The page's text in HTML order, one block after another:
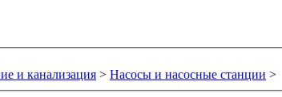
и канализация > Насосы и насосные станции >